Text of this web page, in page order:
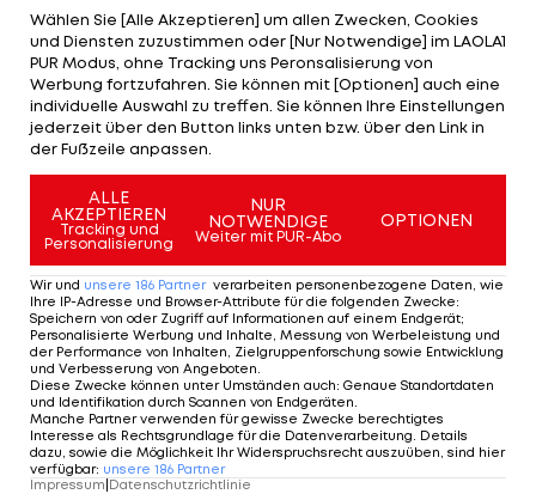
den Rooneys (Eigentümer-Familie) passieren
konnte, seit sie mit dem Schiff von Irland nach
Amerika gekommen sind", sagte Art Rooney II, der
Sohn des Franchise-Gründers. Noll war von 1969 bis
1991 Head Coach der Steelers und gewann Super
Bowl IX, X, XIII, XIV.
Mehr zum Thema
Wählen Sie [Alle Akzeptieren] um allen Zwecken, Cookies
und Diensten zuzustimmen oder [Nur Notwendige] im LAOLA1
PUR Modus, ohne Tracking uns Peronsalisierung von
Werbung fortzufahren. Sie können mit [Optionen] auch eine
individuelle Auswahl zu treffen. Sie können Ihre Einstellungen
jederzeit über den Button links unten bzw. über den Link in
der Fußzeile anpassen.
ALLE
AKZEPTIEREN
Tracking und
Personalisierung
NUR
NOTWENDIGE
Weiter mit PUR-Abo
OPTIONEN
Wir und unsere 186 Partner verarbeiten personenbezogene Daten, wie
Ihre IP-Adresse und Browser-Attribute für die folgenden Zwecke:
Speichern von oder Zugriff auf Informationen auf einem Endgerät;
Personalisierte Werbung und Inhalte, Messung von Werbeleistung und
der Performance von Inhalten, Zielgruppenforschung sowie Entwicklung
und Verbesserung von Angeboten.
Diese Zwecke können unter Umständen auch: Genaue Standortdaten
und Identifikation durch Scannen von Endgeräten.
Manche Partner verwenden für gewisse Zwecke berechtigtes
Interesse als Rechtsgrundlage für die Datenverarbeitung. Details
dazu, sowie die Möglichkeit Ihr Widerspruchsrecht auszuüben, sind hier
verfügbar: unsere 186 Partner
Impressum Datenschutzrichtlinie